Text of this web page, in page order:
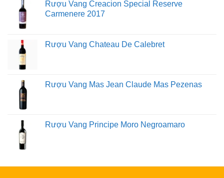
Rượu Vang Creacion Special Reserve
Carmenere 2017
Rượu Vang Chateau De Calebret
Rượu Vang Mas Jean Claude Mas Pezenas
Rượu Vang Principe Moro Negroamaro